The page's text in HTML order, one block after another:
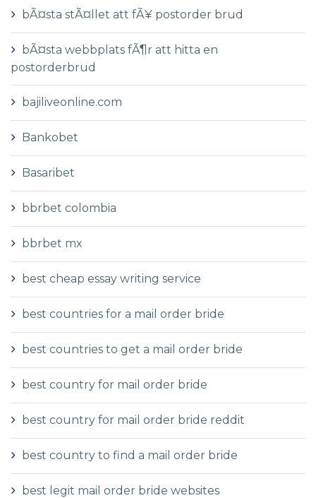
bÃ¤sta stÃ¤llet att fÃ¥ postorder brud
bÃ¤sta webbplats fÃ¶r att hitta en
postorderbrud
bajiliveonline.com
Bankobet
Basaribet
bbrbet colombia
bbrbet mx
best cheap essay writing service
best countries for a mail order bride
best countries to get a mail order bride
best country for mail order bride
best country for mail order bride reddit
best country to find a mail order bride
best legit mail order bride websites